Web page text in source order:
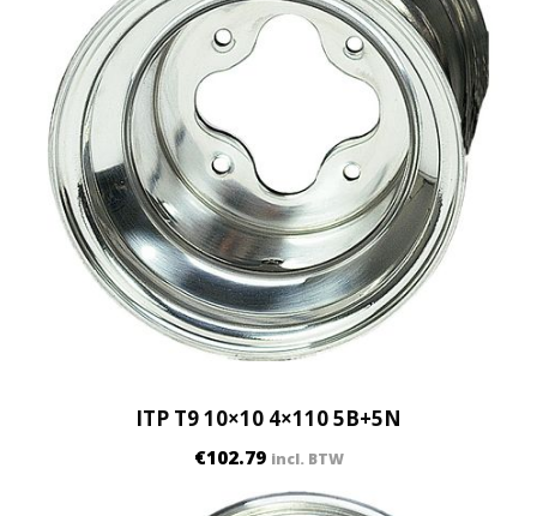
ITP T9 10×10 4×110 5B+5N
€102.79 incl. BTW